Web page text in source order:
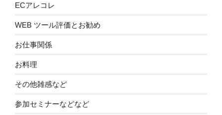
ECアレコレ
WEB ツール評価とお勧め
お仕事関係
お料理
その他雑感など
参加セミナーなどなど